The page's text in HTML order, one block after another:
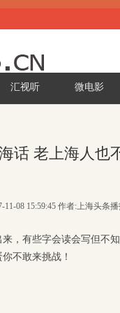
汇视听 微电影
话 老上海人也
11-08 15:59:45 作者:上海头条播
， 有些字会读会写但不
不敢来挑战！